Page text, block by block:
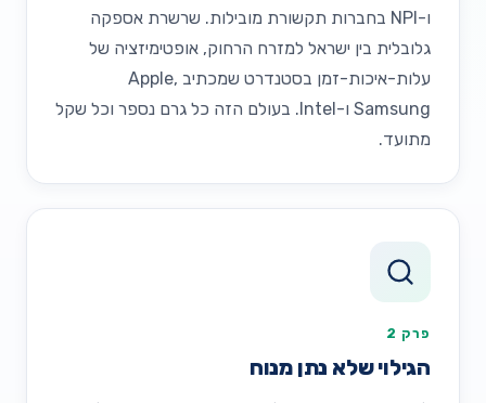
ו-NPI בחברות תקשורת מובילות. שרשרת אספקה
גלובלית בין ישראל למזרח הרחוק, אופטימיזציה של
עלות-איכות-זמן בסטנדרט שמכתיב Apple,
Samsung ו-Intel. בעולם הזה כל גרם נספר וכל שקל
מתועד.
פרק 2
הגילוי שלא נתן מנוח